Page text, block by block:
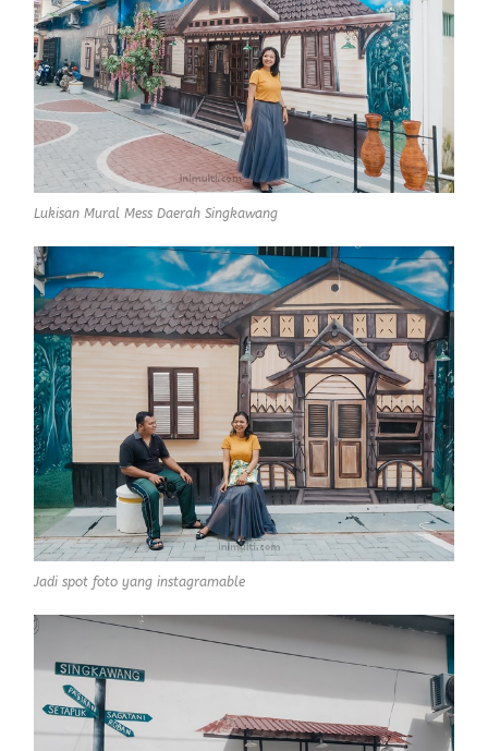
Lukisan Mural Mess Daerah Singkawang
Jadi spot foto yang instagramable